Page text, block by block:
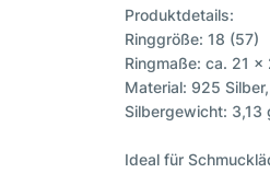
Produktdetails:
Ringgröße: 18 (57)
Ringmaße: ca. 21 ×
Material: 925
Silbergewicht: 3,13
Ideal für